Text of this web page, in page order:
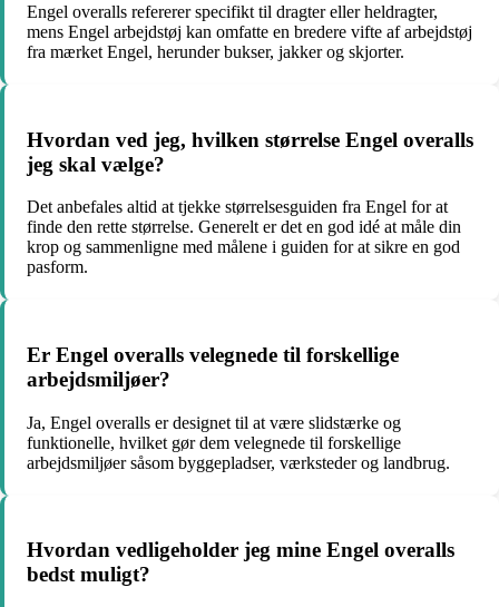
Engel overalls refererer specifikt til dragter eller heldragter,
mens Engel arbejdstøj kan omfatte en bredere vifte af arbejdstøj
fra mærket Engel, herunder bukser, jakker og skjorter.
Hvordan ved jeg, hvilken størrelse Engel overalls
jeg skal vælge?
Det anbefales altid at tjekke størrelsesguiden fra Engel for at
finde den rette størrelse. Generelt er det en god idé at måle din
krop og sammenligne med målene i guiden for at sikre en god
pasform.
Er Engel overalls velegnede til forskellige
arbejdsmiljøer?
Ja, Engel overalls er designet til at være slidstærke og
funktionelle, hvilket gør dem velegnede til forskellige
arbejdsmiljøer såsom byggepladser, værksteder og landbrug.
Hvordan vedligeholder jeg mine Engel overalls
bedst muligt?